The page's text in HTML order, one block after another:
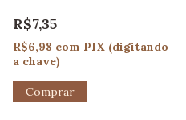
R$7,35
R$6,98 com PIX (digitando
a chave)